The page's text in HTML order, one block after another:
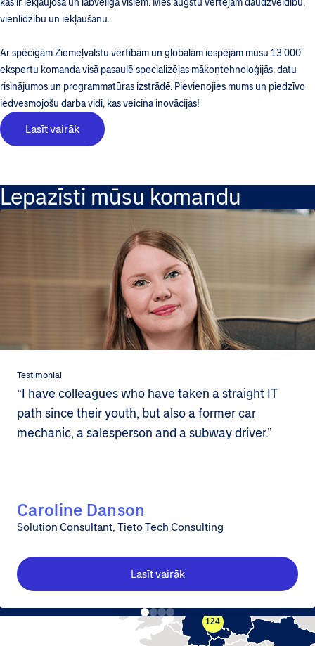
vienlīdzību un iekļaušanu.
Ar spēcīgām Ziemeļvalstu vērtībām un globālām iespējām mūsu 13 000
ekspertu komanda visā pasaulē specializējas mākoņtehnoloģijās, datu
risinājumos un programmatūras izstrādē. Pievienojies mums un piedzīvo
iedvesmojošu darba vidi, kas veicina inovācijas!
Lasīt vairāk
Lepazīsti mūsu komandu
Testimonial
“I have colleagues who have taken a straight IT
path since their youth, but also a former car
mechanic, a salesperson and a subway driver.”
Caroline Danson
Solution Consultant, Tieto Tech Consulting
Lasīt vairāk